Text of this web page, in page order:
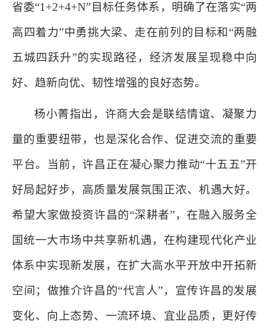
省委“1+2+4+N”目标任务体系，明确了在落实“两
高四着力”中勇挑大梁、走在前列的 目标和“两融
五城四跃升”的实现路径，经济发展呈现稳中向
好、趋新向优、韧性增强的良好态势。
杨小菁指出，许商大会是联结情谊、凝聚力
量的重要纽带，也是深化合作、促进交流的重要
平台。当前，许昌正在凝心聚力推动“十五五”开
好局起好步，高质量发展氛围正浓、机遇大好。
希望大家做投资许昌的“深耕者”，在融入服务全
国统一大市场中共享新机遇，在构建现代化产业
体系中实现新发展，在扩大高水平开放中开拓新
空间；做推介许昌的“代言人”，宣传许昌的发展
变化、向上态势、一流环境、宜业品质，更好传